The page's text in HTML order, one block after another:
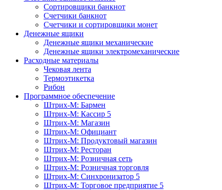
Сортировщики банкнот
Счетчики банкнот
Счетчики и сортировщики монет
Денежные ящики
Денежные ящики механические
Денежные ящики электромеханические
Расходные материалы
Чековая лента
Термоэтикетка
Рибон
Программное обеспечение
Штрих-М: Бармен
Штрих-М: Кассир 5
Штрих-М: Магазин
Штрих-М: Официант
Штрих-М: Продуктовый магазин
Штрих-М: Ресторан
Штрих-М: Розничная сеть
Штрих-М: Розничная торговля
Штрих-М: Синхронизатор 5
Штрих-М: Торговое предприятие 5